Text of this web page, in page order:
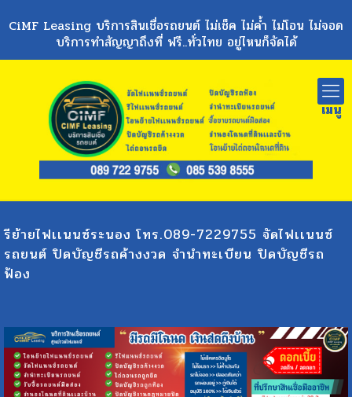
CiMF Leasing บริการสินเชื่อรถยนต์ ไม่เช็ค ไม่ค้ำ ไม่โอน ไม่จอด
บริการทำสัญญาถึงที่ ฟรี..ทั่วไทย อยู่ไหนก็จัดได้
รีย้ายไฟเเนนซ์ระนอง โทร.089-7229755 จัดไฟเเนนซ์
รถยนต์ ปิดบัญชีรถค้างงวด จำนำทะเบียน ปิดบัญชีรถ
ฟ้อง